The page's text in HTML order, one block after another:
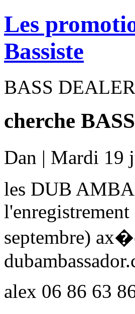
Les
Bassiste
BASS
cherche
Dan | Mardi
les DUB
septembre)
alex 06 86 63